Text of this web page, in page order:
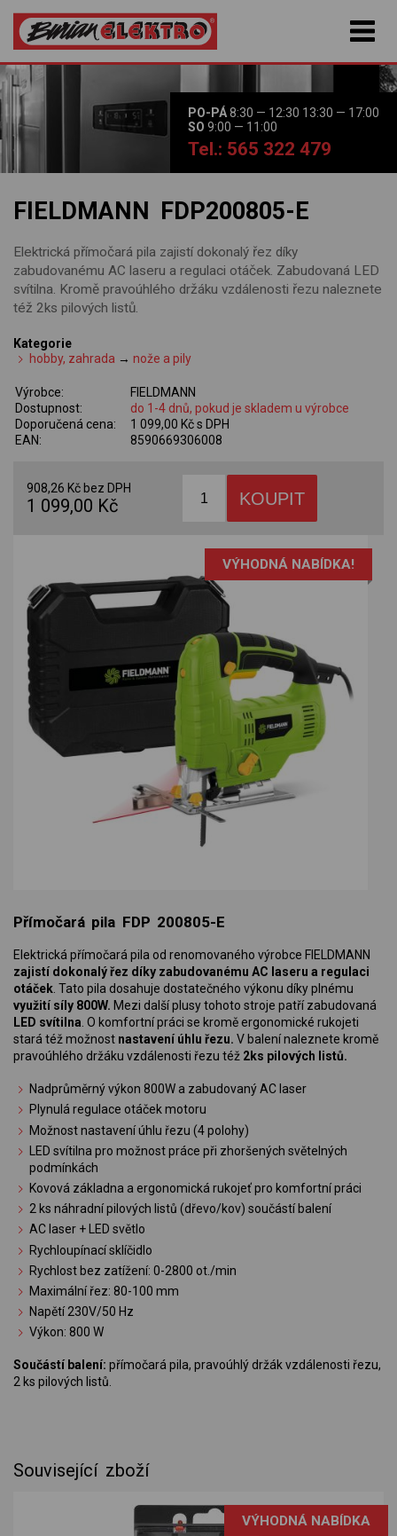
PO-PÁ8:30 — 12:30 13:30 — 17:00
SO 9:00 — 11:00
Tel.: 565 322 479
FIELDMANN FDP200805-E
Elektrická přímočará pila zajistí dokonalý řez díky
zabudovanému AC laseru a regulaci otáček. Zabudovaná LED
svítilna. Kromě pravoúhlého držáku vzdálenosti řezu naleznete
též 2ks pilových listů.
Kategorie
hobby, zahrada →nože a pily
Výrobce:
FIELDMANN
Dostupnost:
do 1-4 dnů, pokud je skladem u výrobce
Doporučená cena:
1 099,00 Kč s DPH
EAN:
8590669306008
908,26 Kč bez DPH
1 099,00 Kč
VÝHODNÁ NABÍDKA!
Přímočará pila FDP 200805-E
Elektrická přímočará pila od renomovaného výrobce FIELDMANN
zajistí dokonalý řez díky zabudovanému AC laseru a regulaci
otáček . Tato pila dosahuje dostatečného výkonu díky plnému
využití síly 800W. Mezi další plusy tohoto stroje patří zabudovaná
LED svítilna . O komfortní práci se kromě ergonomické rukojeti
stará též možnost nastavení úhlu řezu. V balení naleznete kromě
pravoúhlého držáku vzdálenosti řezu též 2ks pilových listů.
Nadprůměrný výkon 800W a zabudovaný AC laser
Plynulá regulace otáček motoru
Možnost nastavení úhlu řezu (4 polohy)
LED svítilna pro možnost práce při zhoršených světelných
podmínkách
Kovová základna a ergonomická rukojeť pro komfortní práci
2 ks náhradní pilových listů (dřevo/kov) součástí balení
AC laser + LED světlo
Rychloupínací sklíčidlo
Rychlost bez zatížení: 0-2800 ot./min
Maximální řez: 80-100 mm
Napětí 230V/50 Hz
Výkon: 800 W
Součástí balení: přímočará pila, pravoúhlý držák vzdálenosti řezu,
2 ks pilových listů.
Související zboží
VÝHODNÁ NABÍDKA